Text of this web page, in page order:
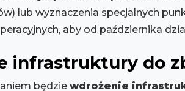
lub wyznaczenia specjalnych
aby od października
infrastruktury do
będzie wdrożenie